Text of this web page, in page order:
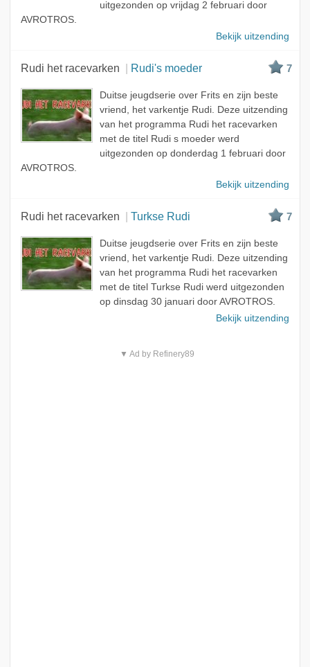
uitgezonden op vrijdag 2 februari door
AVROTROS.
Bekijk uitzending
Rudi het racevarken Rudi's moeder 7
Duitse jeugdserie over Frits en zijn beste
vriend, het varkentje Rudi. Deze uitzending
van het programma Rudi het racevarken
met de titel Rudi s moeder werd
uitgezonden op donderdag 1 februari door
AVROTROS.
Bekijk uitzending
Rudi het racevarken Turkse Rudi 7
Duitse jeugdserie over Frits en zijn beste
vriend, het varkentje Rudi. Deze uitzending
van het programma Rudi het racevarken
met de titel Turkse Rudi werd uitgezonden
op dinsdag 30 januari door AVROTROS.
Bekijk uitzending
▼ Ad by Refinery89